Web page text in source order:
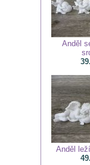
Anděl
Anděl